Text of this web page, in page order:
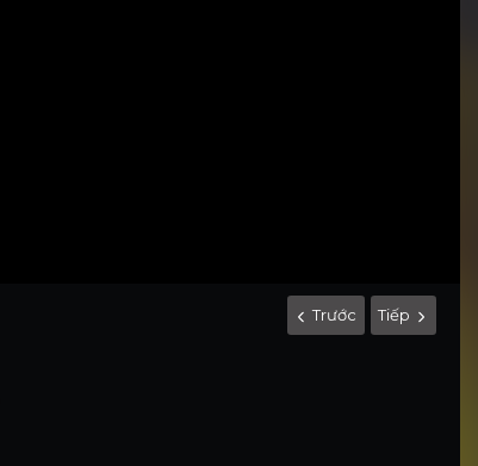
Trước Tiếp